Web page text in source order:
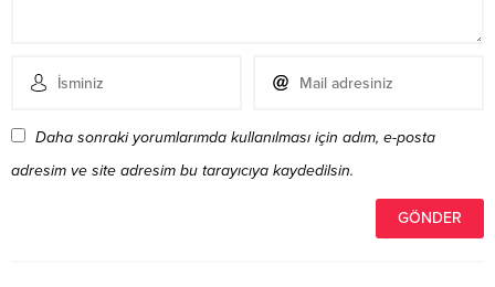
Daha sonraki yorumlarımda kullanılması için adım, e-posta
adresim ve site adresim bu tarayıcıya kaydedilsin.